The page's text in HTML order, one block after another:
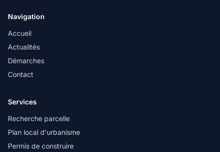
Navigation
Accueil
Actualités
Démarches
Contact
Services
Recherche parcelle
Plan local d'urbanisme
Permis de construire